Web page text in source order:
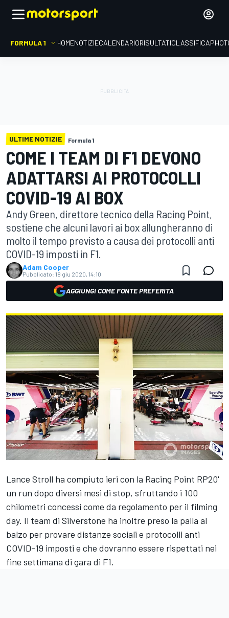
FORMULA 1 HOMENOTIZIECALENDARIORISULTATICLASSIFICA
ULTIME NOTIZIE Formula 1
COME I TEAM DI F1 DEVONO
ADATTARSI AI PROTOCOLLI
COVID-19 AI BOX
Andy Green, direttore tecnico della Racing Point,
sostiene che alcuni lavori ai box allungheranno di
molto il tempo previsto a causa dei protocolli anti
COVID-19 imposti in F1.
Adam Cooper
Pubblicato: 18 giu 2020, 14:10
AGGIUNGI COME FONTE PREFERITA
Lance Stroll ha compiuto ieri con la Racing Point RP20'
un run dopo diversi mesi di stop, sfruttando i 100
chilometri concessi come da regolamento per il filming
day. Il team di Silverstone ha inoltre preso la palla al
balzo per provare distanze sociali e protocolli anti
COVID-19 imposti e che dovranno essere rispettati nei
fine settimana di gara di F1.